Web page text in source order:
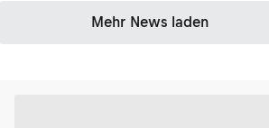
Mehr News laden